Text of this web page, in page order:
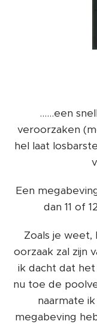
......een
veroorzaken
hel laat
Een
dan 11 of
Zoals je
oorzaak zal zijn
ik dacht dat
nu toe de
naarmate
megabeving